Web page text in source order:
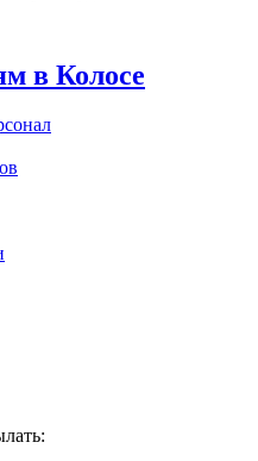
в Колосе